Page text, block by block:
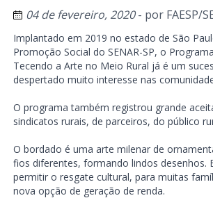
04 de fevereiro, 2020- por FAESP/
Implantado em 2019 no estado de São
Promoção Social do SENAR-SP, o
Tecendo a Arte no Meio Rural já é um
despertado muito interesse nas
O programa também registrou grande
sindicatos rurais, de parceiros, do público
O bordado é uma arte milenar de
fios diferentes, formando lindos desenhos.
permitir o resgate cultural, para muitas
nova opção de geração de renda.